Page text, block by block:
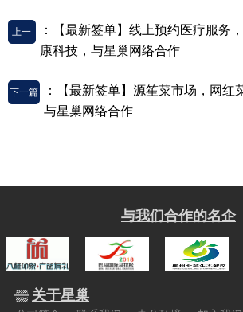
上一
：【最新签单】线上预约医疗服务
康科技，与星巢网络合作
下一篇
：【最新签单】源笙菜市场，网红
与星巢网络合作
与我们合作的名企
关于星巢